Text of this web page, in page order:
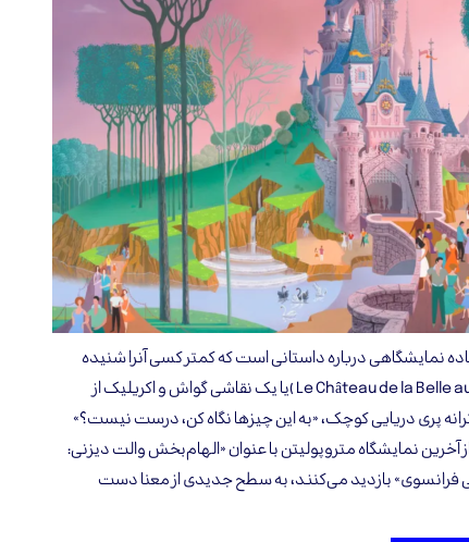
نمایشگاهی درباره داستانی است که کمتر کسی آنرا شنیده
است. Le Château de la Belle au Bois Dormant )یا یک نقاشی گواش و اکریلیک از
پری دریایی کوچک، «به این چیزها نگاه کن، درست نیست؟»
آخرین نمایشگاه متروپولیتن با عنوان «الهام‌بخش والت دیزنی:
فرانسوی» بازدید می‌کنند، به سطح جدیدی از معنا دست